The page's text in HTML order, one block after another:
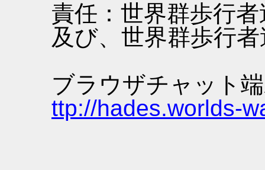
責任：世界群歩行
及び、世界群歩行
ブラウザチャット
ttp://hades.worlds-